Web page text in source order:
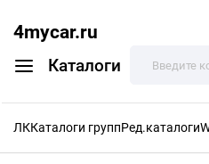
4mycar.ru
Каталоги
ЛККаталоги группРед.каталоги